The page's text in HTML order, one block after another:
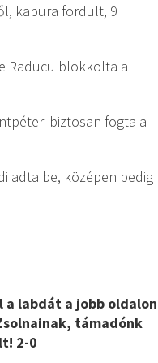
kapura fordult, 9
Raducu blokkolta a
biztosan fogta a
adta be, középen pedig
a labdát a jobb oldalon
támadónk
2-0